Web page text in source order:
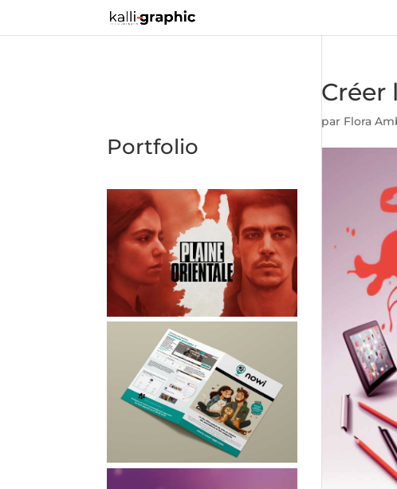
Créer
par Flora
Portfolio